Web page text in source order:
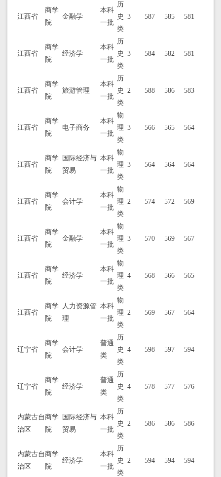
江西省
商学
院
金融学
本科
一批
历
史
类
3 587 585 581
江西省
商学
院
经济学
本科
一批
历
史
类
3 584 582 581
江西省
商学
院
旅游管理
本科
一批
历
史
类
2 588 586 583
江西省
商学
院
电子商务
本科
一批
物
理
类
3 566 565 564
江西省
商学
院
国际经济与
贸易
本科
一批
物
理
类
3 564 564 564
江西省
商学
院
会计学
本科
一批
物
理
类
2 574 572 569
江西省
商学
院
金融学
本科
一批
物
理
类
3 570 569 567
江西省
商学
院
经济学
本科
一批
物
理
类
4 568 566 565
江西省
商学
院
人力资源管
理
本科
一批
物
理
类
2 569 567 564
辽宁省
商学
院
会计学
普通
类
历
史
类
4 598 597 594
辽宁省
商学
院
经济学
普通
类
历
史
类
4 578 577 576
内蒙古自
治区
商学
院
国际经济与
贸易
本科
一批
历
史
类
2 586 586 586
内蒙古自
治区
商学
院
经济学
本科
一批
历
史
类
2 594 594 594